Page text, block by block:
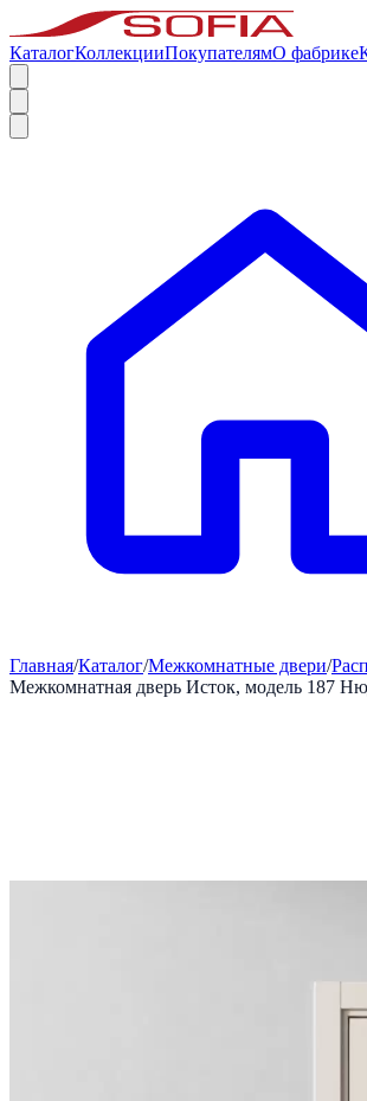
КаталогКоллекцииПокупателямО фабрике
Главная/Каталог/Межкомнатные двери/
Межкомнатная дверь Исток, модель 187